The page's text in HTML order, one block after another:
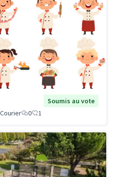
Soumis au vote
0 1